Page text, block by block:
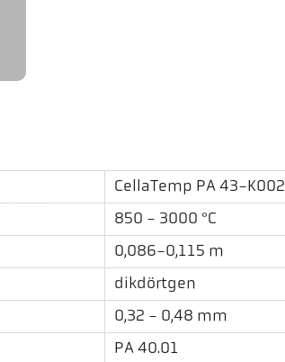
CellaTemp PA 43-K002
850 - 3000 °C
0,086-0,115 m
dikdörtgen
0,32 - 0,48 mm
PA 40.01